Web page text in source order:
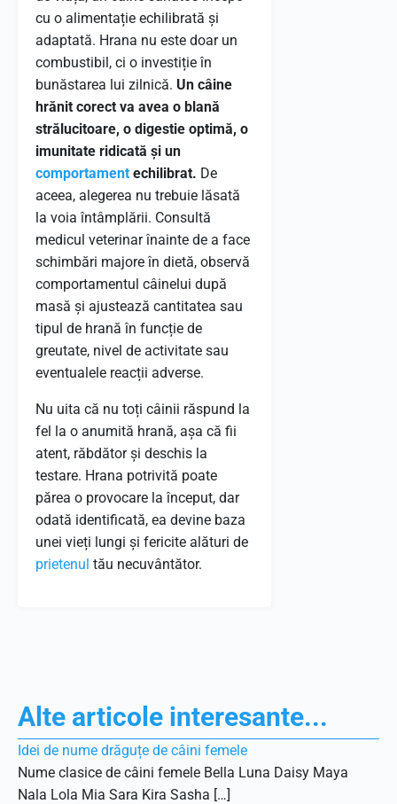
cu o alimentație echilibrată și
adaptată. Hrana nu este doar un
combustibil, ci o investiție în
bunăstarea lui zilnică. Un câine
hrănit corect va avea o blană
strălucitoare, o digestie optimă, o
imunitate ridicată și un
comportament echilibrat. De
aceea, alegerea nu trebuie lăsată
la voia întâmplării. Consultă
medicul veterinar înainte de a face
schimbări majore în dietă, observă
comportamentul câinelui după
masă și ajustează cantitatea sau
tipul de hrană în funcție de
greutate, nivel de activitate sau
eventualele reacții adverse.
Nu uita că nu toți câinii răspund la
fel la o anumită hrană, așa că fii
atent, răbdător și deschis la
testare. Hrana potrivită poate
părea o provocare la început, dar
odată identificată, ea devine baza
unei vieți lungi și fericite alături de
prietenul tău necuvântător.
Alte articole interesante...
Idei de nume drăguțe de câini femele
Nume clasice de câini femele Bella Luna Daisy Maya
Nala Lola Mia Sara Kira Sasha […]